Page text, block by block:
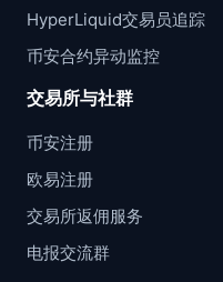
HyperLiquid交易员追踪
币安合约异动监控
交易所与社群
币安注册
欧易注册
交易所返佣服务
电报交流群